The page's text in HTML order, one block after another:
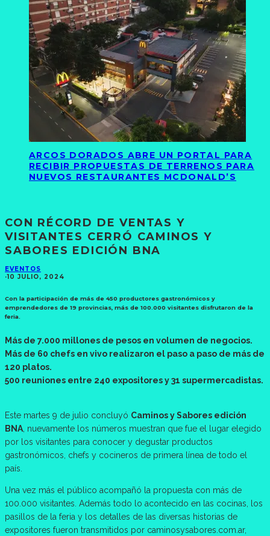
ARCOS DORADOS ABRE UN PORTAL PARA
RECIBIR PROPUESTAS DE TERRENOS PARA
NUEVOS RESTAURANTES MCDONALD’S
CON RÉCORD DE VENTAS Y
VISITANTES CERRÓ CAMINOS Y
SABORES EDICIÓN BNA
EVENTOS
·10 JULIO, 2024
Con la participación de más de 450 productores gastronómicos y
emprendedores de 19 provincias, más de 100.000 visitantes disfrutaron de la
feria.
Más de 7.000 millones de pesos en volumen de negocios.
Más de 60 chefs en vivo realizaron el paso a paso de más de
120 platos.
500 reuniones entre 240 expositores y 31 supermercadistas.
Este martes 9 de julio concluyó Caminos y Sabores edición
BNA, nuevamente los números muestran que fue el lugar elegido
por los visitantes para conocer y degustar productos
gastronómicos, chefs y cocineros de primera línea de todo el
país.
Una vez más el público acompañó la propuesta con más de
100.000 visitantes. Además todo lo acontecido en las cocinas, los
pasillos de la feria y los detalles de las diversas historias de
expositores fueron transmitidos por caminosysabores.com.ar,